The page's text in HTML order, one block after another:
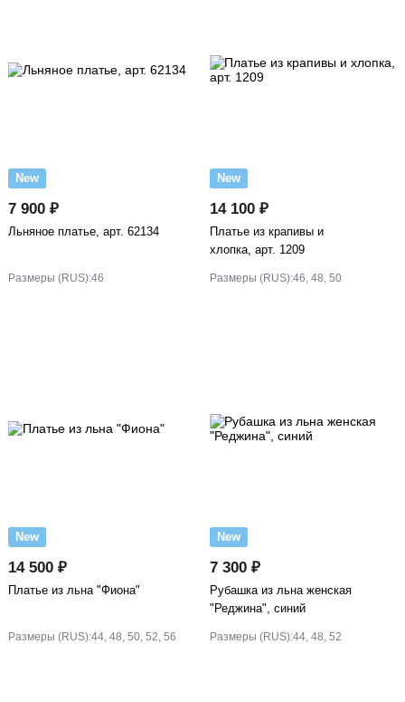
New
7 900 ₽
Льняное платье, арт. 62134
Размеры (RUS):46
New
14 100 ₽
Платье из крапивы и
хлопка, арт. 1209
Размеры (RUS):46, 48, 50
New
14 500 ₽
Платье из льна "Фиона"
Размеры (RUS):44, 48, 50, 52, 56
New
7 300 ₽
Рубашка из льна женская
"Реджина", синий
Размеры (RUS):44, 48, 52